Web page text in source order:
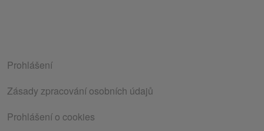
Prohlášení
Zásady zpracování osobních údajů
Prohlášení o cookies